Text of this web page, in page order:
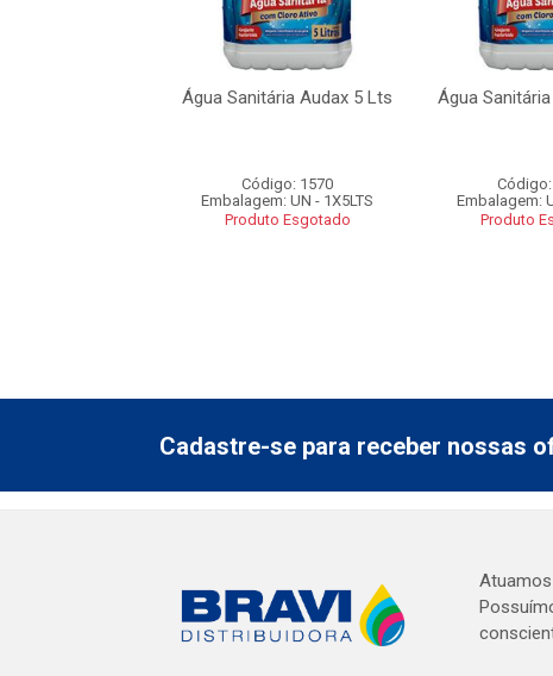
Água Sanitária Audax 5 Lts
Código: 1570
Embalagem: UN - 1X5LTS
Produto Esgotado
Água
Embalagem:
Produto
Cadastre-se para receber nossas